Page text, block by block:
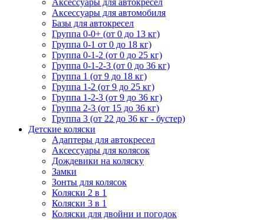
Аксессуары для автокресел
Аксессуары для автомобиля
Базы для автокресел
Группа 0-0+ (от 0 до 13 кг)
Группа 0-1 от 0 до 18 кг)
Группа 0-1-2 (от 0 до 25 кг)
Группа 0-1-2-3 (от 0 до 36 кг)
Группа 1 (от 9 до 18 кг)
Группа 1-2 (от 9 до 25 кг)
Группа 1-2-3 (от 9 до 36 кг)
Группа 2-3 (от 15 до 36 кг)
Группа 3 (от 22 до 36 кг - бустер)
Детские коляски
Адаптеры для автокресел
Аксессуары для колясок
Дождевики на коляску
Замки
Зонты для колясок
Коляски 2 в 1
Коляски 3 в 1
Коляски для двойни и погодок